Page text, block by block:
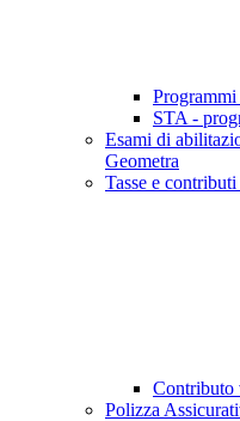
STA -
Esami di
Geometra
Tasse e
Contributo
Polizza